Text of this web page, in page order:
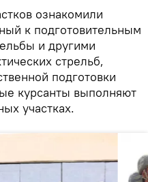
ознакомили
к подготовительным
и другими
стрельб,
подготовки
курсанты выполняют
участках.